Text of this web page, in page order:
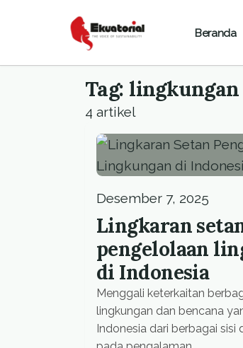
Beranda
Tag:
4 artikel
Desember 7, 2025
Lingkaran
pengelolaan
di Indonesia
Menggali keterkaitan
lingkungan dan bencana
Indonesia dari berbagai sisi